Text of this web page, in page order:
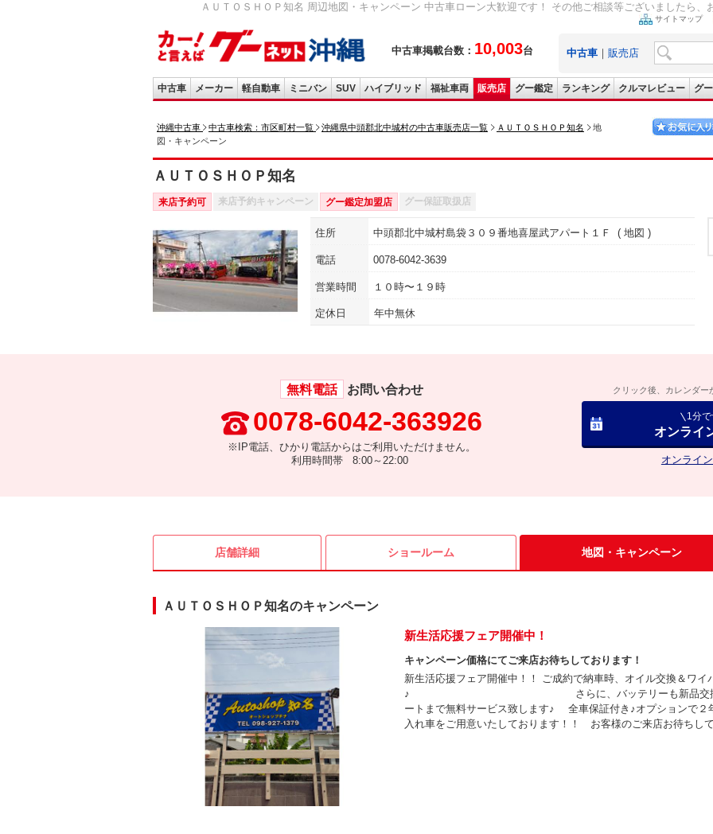
ＡＵＴＯＳＨＯＰ知名 周辺地図・キャンペーン 中古車ローン大歓迎です！ その他ご相談等ございましたら
中古車掲載台数： 10,003台
サイトマップ
中古車 ｜ 販売店
中古車 メーカー 軽自動車 ミニバン SUV ハイブリッド 福祉車両 販売店 グー鑑定 ランキング クルマレビュー グ
沖縄中古車 中古車検索：市区町村一覧 沖縄県中頭郡北中城村の中古車販売店一覧 ＡＵＴＯＳＨＯＰ知名
地
図・キャンペーン
ＡＵＴＯＳＨＯＰ知名
来店予約可 来店予約キャンペーン グー鑑定加盟店 グー保証取扱店
住所 中頭郡北中城村島袋３０９番地喜屋武アパート１Ｆ 地図
電話 0078-6042-3639
営業時間 １０時〜１９時
定休日 年中無休
無料電話 お問い合わせ
0078-6042-363926
※IP電話、ひかり電話からはご利用いただけません。
利用時間帯 8:00～22:00
クリック後、カレンダー
1分
オンライ
オンライ
店舗詳細 ショールーム 地図・ キャンペーン
ＡＵＴＯＳＨＯＰ知名のキャンペーン
新生活応援フェア開催中！
キャンペーン価格にてご来店お待ちしております！
新生活応援フェア開催中！！ ご成約で納車時、オイル交換＆ワイ
♪ さらに、バッテリーも新品交換！さらにさ
ートまで無料サービス致します♪ 全車保証付き♪オプションで２
入れ車をご用意いたしております！！ お客様のご来店お待ちし